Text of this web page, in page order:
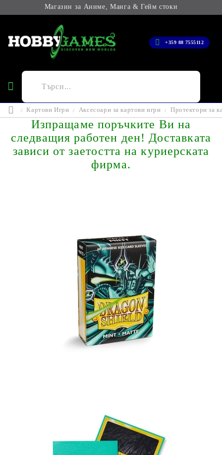
Магазин за Аниме, Манга & Гейм стоки
+359 88 7555112
Картови Игри Аксесоари за картови игри Протектори за
Изпращаме поръчките Ви на
следващия работен ден! Доставката
зависи от заетостта на куриерската
фирма.